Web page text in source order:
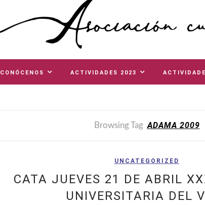
CONÓCENOS ACTIVIDADES 2023
Browsing Tag ADAMA 2009
UNCATEGORIZED
CATA JUEVES 21 DE ABRIL
UNIVERSITARIA DEL